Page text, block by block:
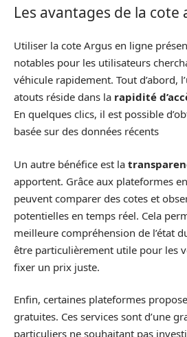
Les avantages de la cote
Utiliser la cote Argus en ligne
notables pour les utilisateurs
véhicule rapidement. Tout d’abord,
atouts réside dans la rapidité
En quelques clics, il est possible
basée sur des données récents
Un autre bénéfice est la
apportent. Grâce aux plateformes
peuvent comparer des cotes et
potentielles en temps réel. Cela
meilleure compréhension de l’état
être particulièrement utile pour les
fixer un prix juste.
Enfin, certaines plateformes
gratuites. Ces services sont d’une
particuliers ne souhaitant pas